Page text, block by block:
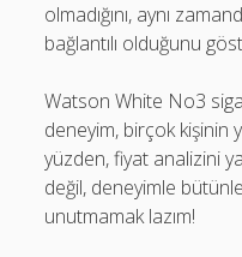
olmadığını, aynı
bağlantılı olduğunu
Watson White No3
deneyim, birçok kişinin
yüzden, fiyat analizini
değil, deneyimle
unutmamak lazım!